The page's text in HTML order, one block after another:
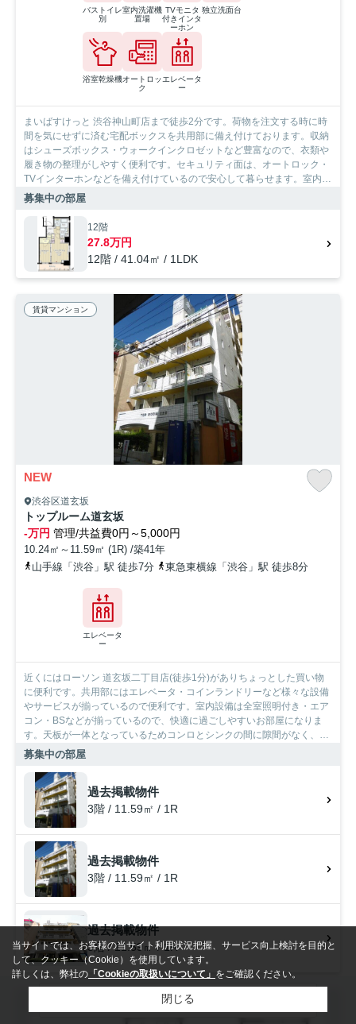
バストイレ
別
室内洗濯機
置場
TVモニタ
付きインタ
ーホン
独立洗面台
浴室乾燥機オートロッ
ク
エレベータ
ー
まいばすけっと 渋谷神山町店まで徒歩2分です。荷物を注文する時に時
間を気にせずに済む宅配ボックスを共用部に備え付けております。収納
はシューズボックス・ウォークインクロゼットなど豊富なので、衣類や
履き物の整理がしやすく便利です。セキュリティ面は、オートロック・
TVインターホンなどを備え付けているので安心して暮らせます。室内設
備は洗面化粧台・浴室乾燥機などが揃っており、とても充実していま
代々木公園付近のお部屋探しなら当社へ。あなたからのお問い合せをス
タッフ一同お待ちしております。
募集中の部屋
12階
27.8万円
12階 / 41.04㎡ / 1LDK
賃貸マンション
NEW
渋谷区道玄坂
トップルーム道玄坂
-万円 管理/共益費0円～5,000円
10.24㎡～11.59㎡ (1R) /築41年
山手線「渋谷」駅 徒歩7分
東急東横線「渋谷」駅 徒歩8分
エレベータ
ー
近くにはローソン 道玄坂二丁目店(徒歩1分)がありちょっとした買い物
に便利です。共用部にはエレベータ・コインランドリーなど様々な設備
やサービスが揃っているので便利です。室内設備は全室照明付き・エア
コン・BSなどが揃っているので、快適に過ごしやすいお部屋になりま
す。天板が一体となっているためコンロとシンクの間に隙間がなく、掃
除がしやすいシステムキッチンがあります。SumoSumo渋谷店は、満足
ら、まずはお気軽にお声かけ下さい。
募集中の部屋
過去掲載物件
3階 / 11.59㎡ / 1R
過去掲載物件
3階 / 11.59㎡ / 1R
過去掲載物件
3階 / 11.59㎡ / 1R
検索条件を変更
当サイトでは、お客様の当サイト利用状況把握、サービス向上検討を目的と
して、クッキー（Cookie）を使用しています。
詳しくは、弊社の 「Cookieの取扱いについて」 をご確認ください。
閉じる